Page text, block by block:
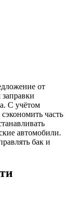
от
С учётом
часть
автомобили.
бак и